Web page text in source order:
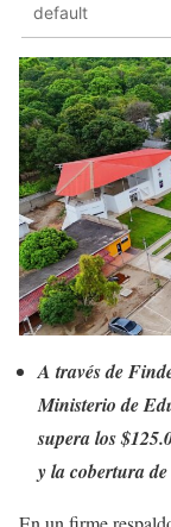
default
A través de
Ministerio de
supera los
y la cobertura